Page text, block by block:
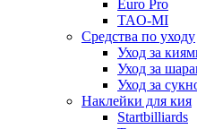
Euro Pro
TAO-MI
Средства по уходу
Уход за
Уход за
Уход за
Наклейки для кия
Startbilliards